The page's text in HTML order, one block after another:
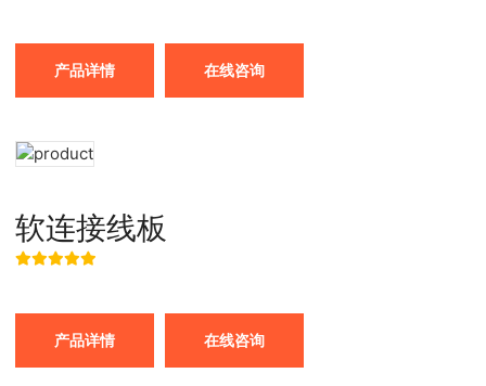
产品详情 在线咨询
软连接线板
产品详情 在线咨询